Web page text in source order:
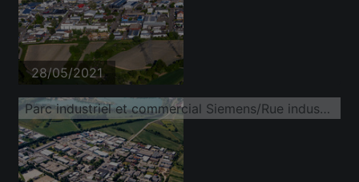
28/05/2021
Parc industriel et commercial Siemens/Rue industrielle